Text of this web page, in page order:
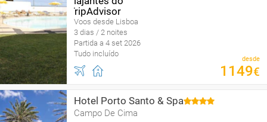
Voos desde Lisboa
3 dias / 2 noites
Partida a 4 set 2026
Tudo incluído
desde
1149€
Hotel Porto Santo & Spa
Campo De Cima